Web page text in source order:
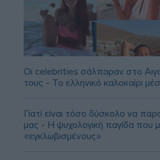
Οι celebrities σάλπαραν στο
τους - Το ελληνικό καλοκαίρι
Γιατί είναι τόσο δύσκολο να
μας - Η ψυχολογική παγίδα που
«εγκλωβισμένους»